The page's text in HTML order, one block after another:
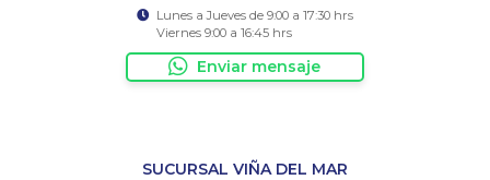
Lunes a Jueves de 9:00 a 17:30 hrs
Viernes 9:00 a 16:45 hrs
Enviar mensaje
SUCURSAL VIÑA DEL MAR